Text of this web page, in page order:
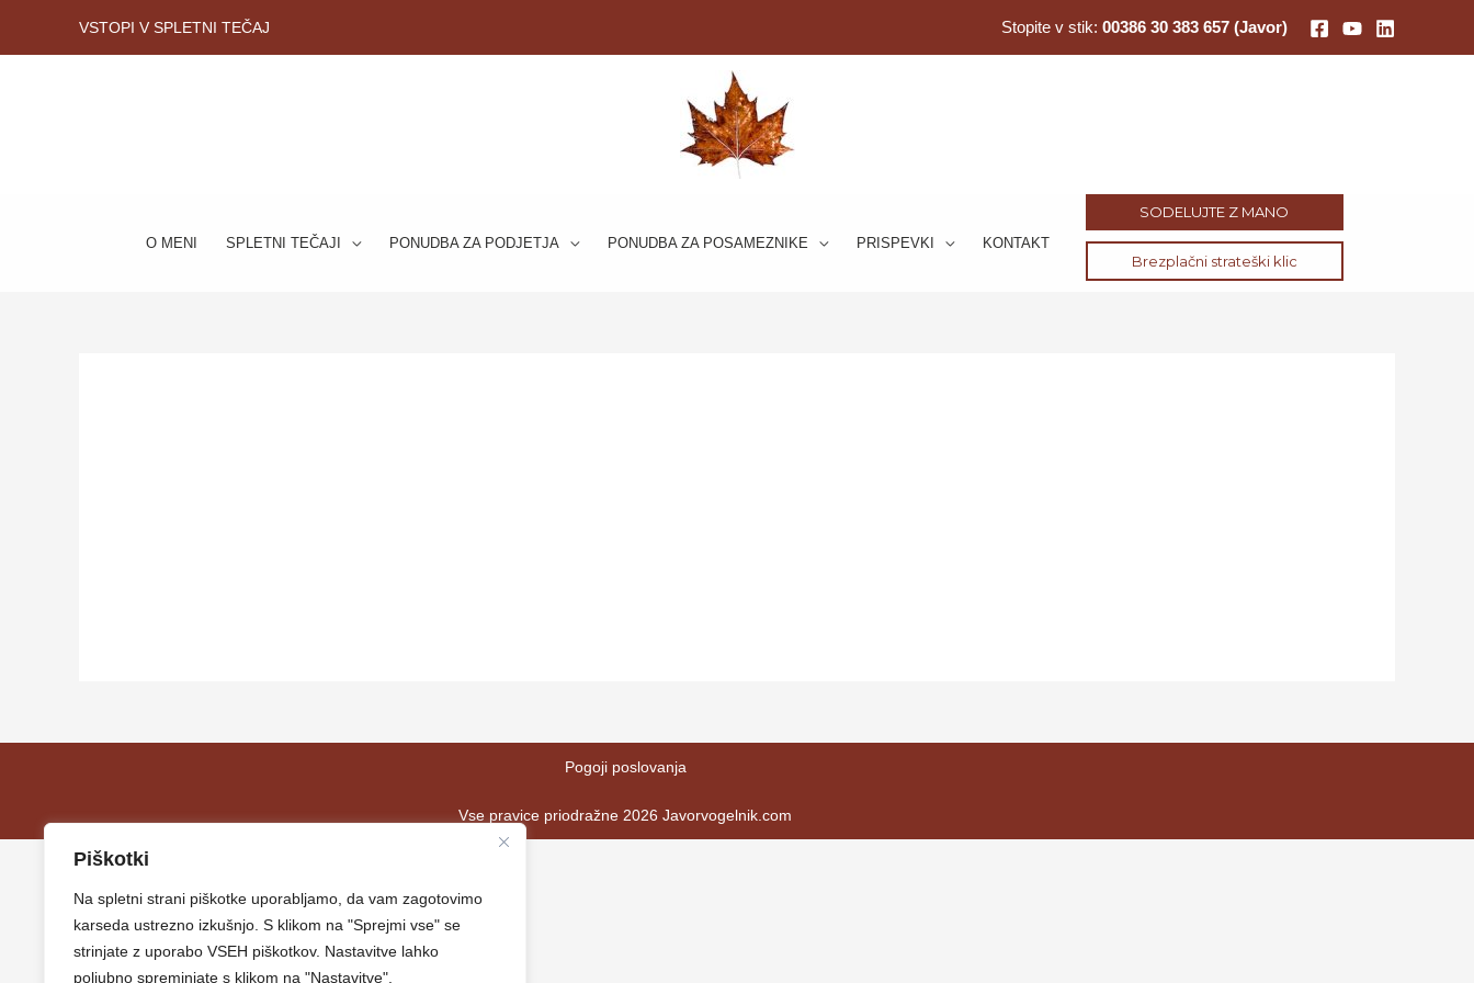
Piškotki
Na spletni strani piškotke uporabljamo, da vam zagotovimo
karseda ustrezno izkušnjo. S klikom na "Sprejmi vse" se
strinjate z uporabo VSEH piškotkov. Nastavitve lahko
poljubno spreminjate s klikom na "Nastavitve".
VSTOPI V SPLETNI TEČAJ Stopite v stik: 00386 30 383 657 (Javor)
O MENI SPLETNI TEČAJI PONUDBA ZA PODJETJA PONUDBA ZA POSAMEZNIKE PRISPEVKI KONTAKT
SODELUJTE Z MANO
Brezplačni strateški klic
Pogoji poslovanja
Vse pravice priodražne 2026 Javorvogelnik.com